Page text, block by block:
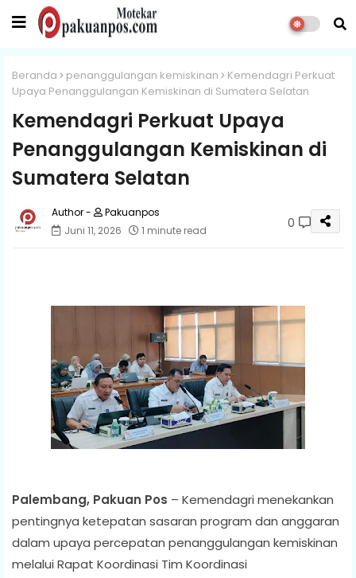
Beranda penanggulangan kemiskinan
Kemendagri Perkuat
Upaya Penanggulangan Kemiskinan di Sumatera Selatan
Kemendagri Perkuat Upaya
Penanggulangan Kemiskinan di
Sumatera Selatan
Pakuanpos
Juni 11, 2026
1 minute read 0
Palembang, Pakuan Pos – Kemendagri menekankan
pentingnya ketepatan sasaran program dan anggaran
dalam upaya percepatan penanggulangan kemiskinan
melalui Rapat Koordinasi Tim Koordinasi